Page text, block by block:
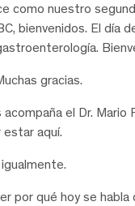
como nuestro
bienvenidos. El día
gracias.
acompaña el Dr.
aquí.
por qué hoy se